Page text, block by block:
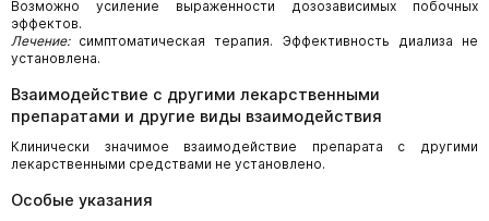
Возможно усиление выраженности дозозависимых побочных
эффектов.
Лечение:симптоматическая терапия. Эффективность диализа не
установлена.
Взаимодействие с другими лекарственными
препаратами и другие виды взаимодействия
Клинически значимое взаимодействие препарата с другими
лекарственными средствами не установлено.
Особые указания